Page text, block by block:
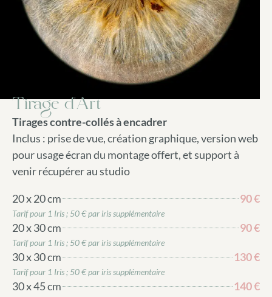
Tirage d'Art
Tirages contre-collés à encadrer
Inclus : prise de vue, création graphique, version web
pour usage écran du montage offert, et support à
venir récupérer au studio
20 x 20 cm 90 €
Tarif pour 1 Iris ; 50 € par iris supplémentaire
20 x 30 cm 90 €
Tarif pour 1 Iris ; 50 € par iris supplémentaire
30 x 30 cm 130 €
Tarif pour 1 Iris ; 50 € par iris supplémentaire
30 x 45 cm 140 €